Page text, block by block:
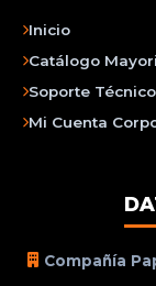
Inicio
Catálogo
Soporte Técnico
Mi Cuenta
Compañía